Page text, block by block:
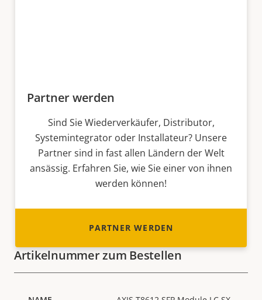
Partner werden
Sind Sie Wiederverkäufer, Distributor,
Systemintegrator oder Installateur? Unsere
Partner sind in fast allen Ländern der Welt
ansässig. Erfahren Sie, wie Sie einer von ihnen
werden können!
PARTNER WERDEN
Artikelnummer zum Bestellen